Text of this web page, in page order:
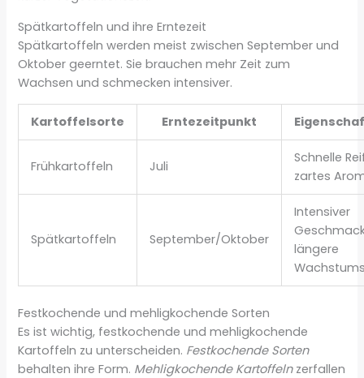
Spätkartoffeln und ihre Erntezeit
Spätkartoffeln werden meist zwischen September und
Oktober geerntet. Sie brauchen mehr Zeit zum
Wachsen und schmecken intensiver.
Kartoffelsorte Erntezeitpunkt
Frühkartoffeln Juli
Schnelle
zartes
Spätkartoffeln September/Oktober
Intensiver
längere
Festkochende und mehligkochende Sorten
Es ist wichtig, festkochende und mehligkochende
Kartoffeln zu unterscheiden. Festkochende Sorten
behalten ihre Form. Mehligkochende Kartoffelnzerfallen